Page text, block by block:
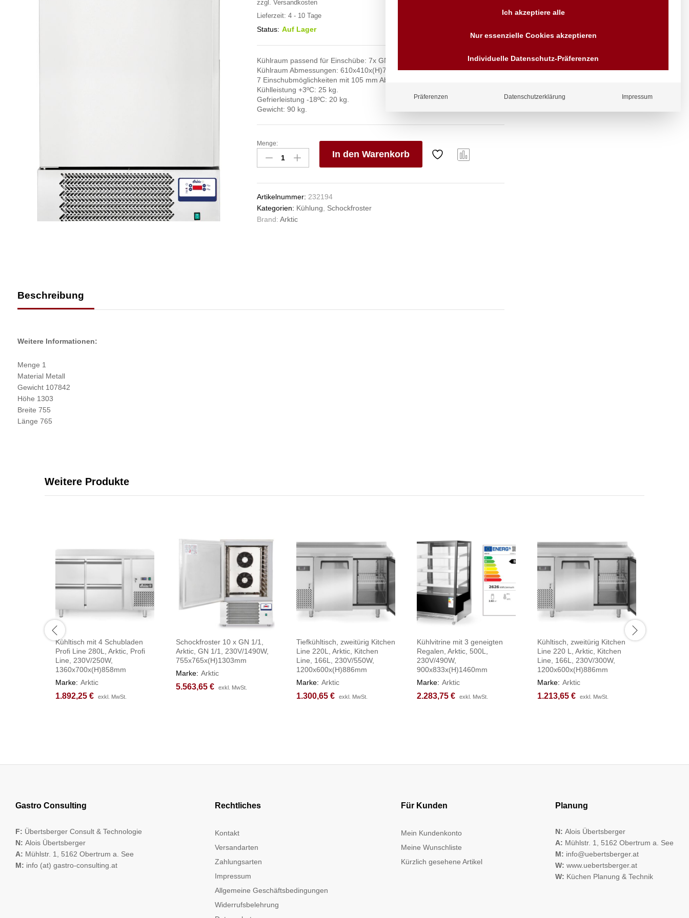
zzgl. Versandkosten
Lieferzeit: 4 - 10 Tage
Status: Auf Lager
Kühlraum passend für Einschübe: 7x GN 1/1 oder 7 x 600×400 mm.
Kühlraum Abmessungen: 610x410x(H)760 mm.
7 Einschubmöglichkeiten mit 105 mm Abstand zueinander.
Kühlleistung +3ºC: 25 kg.
Gefrierleistung -18ºC: 20 kg.
Gewicht: 90 kg.
Schockfroster
x
Arktic,
230V/1490W,
755x765x(H)1303mm
Menge:
In den Warenkorb
Artikelnummer: 232194
Kategorien: Kühlung, Schockfroster
Brand: Arktic
Beschreibung
Weitere Informationen:
Menge 1
Material Metall
Gewicht 107842
Höhe 1303
Breite 755
Länge 765
Anfragen
Wir sind seit über 40 Jahren
für Sie da
Vorrauskasse Paypal,
Kreditkarte, Direkt
Weitere Produkte
Kühltisch mit 4 Schubladen
Profi Line 280L, Arktic, Profi
Line, 230V/250W,
1360x700x(H)858mm
Marke: Arktic
1.892,25 € exkl. MwSt.
1.892,25 € exkl. MwSt.
Schockfroster 10 x GN 1/1,
Arktic, GN 1/1, 230V/1490W,
755x765x(H)1303mm
Marke: Arktic
5.563,65 € exkl. MwSt.
5.563,65 € exkl. MwSt.
Tiefkühltisch, zweitürig Kitchen
Line 220L, Arktic, Kitchen
Line, 166L, 230V/550W,
1200x600x(H)886mm
Marke: Arktic
1.300,65 € exkl. MwSt.
1.300,65 € exkl. MwSt.
Kühlvitrine mit 3 geneigten
Regalen, Arktic, 500L,
230V/490W,
900x833x(H)1460mm
Marke: Arktic
2.283,75 € exkl. MwSt.
2.283,75 € exkl. MwSt.
Kühltisch, zweitürig Kitchen
Line 220 L, Arktic, Kitchen
Line, 166L, 230V/300W,
1200x600x(H)886mm
Marke: Arktic
1.213,65 € exkl. MwSt.
1.213,65 € exkl. MwSt.
Gastro Consulting
F: Übertsberger Consult & Technologie
N: Alois Übertsberger
A: Mühlstr. 1, 5162 Obertrum a. See
M: info (at) gastro-consulting.at
Rechtliches
Kontakt
Versandarten
Zahlungsarten
Impressum
Allgemeine Geschäftsbedingungen
Widerrufsbelehrung
Für Kunden
Mein Kundenkonto
Meine Wunschliste
Kürzlich gesehene Artikel
Planung
N: Alois Übertsberger
A: Mühlstr. 1, 5162 Obertrum a. See
M: info@uebertsberger.at
W: www.uebertsberger.at
W: Küchen Planung & Technik
Ich akzeptiere alle
Nur essenzielle Cookies akzeptieren
Individuelle Datenschutz-Präferenzen
Präferenzen Datenschutzerklärung Impressum